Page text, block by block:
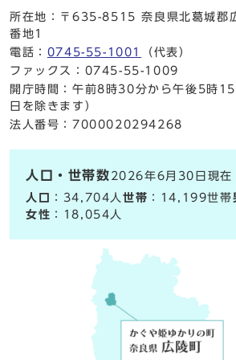
所在地：〒635-8515 奈良県北葛城郡
番地1
電話： 0745-55-1001
（代表）
ファックス：0745-55-1009
開庁時間：午前8時30分から午後5時
日を除きます）
法人番号：7000020294268
人口・世帯数 2026年6月30日現在
人口
：34,704人世帯 ：14,199世帯
女性 ：18,054人